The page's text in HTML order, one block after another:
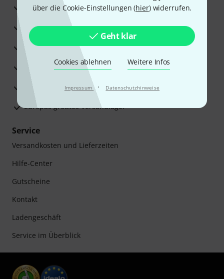
über die Cookie-Einstellungen (hier) widerrufen.
Geht klar
Cookies ablehnen Weitere Infos
Impressum · Datenschutzhinweise
3 Jahre Thomann Garantie
30 Tage Money-Back-Garantie
Reparaturservice
Beratung durch Fachexperten
Zufriedenheitsgarantie
Europas größtes Versandlager
Service
Versandkosten und Lieferzeiten
Hilfe-Center
Gutscheine
Kontakt
Ladengeschäft
Service im Überblick